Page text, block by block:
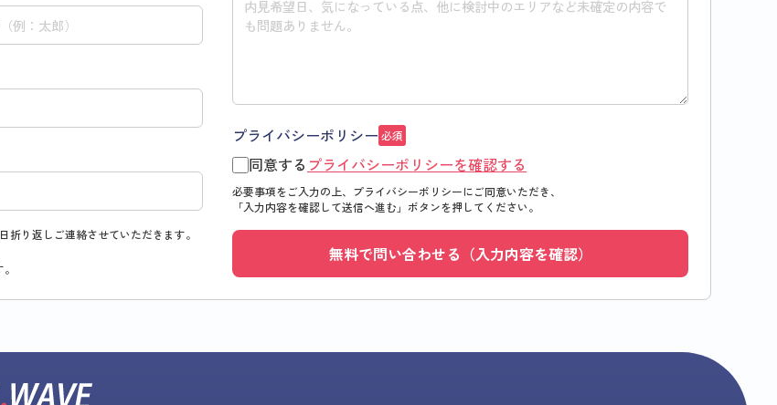
り返しご連絡させていただきます。
プライバシーポリシー 必須
同意する プライバシーポリシーを確認する
必要事項をご入力の上、プライバシーポリシーにご同意いただき、
「入力内容を確認して送信へ進む」 ボタンを押してください。
無料で問い合わせる（入力内容を確認）